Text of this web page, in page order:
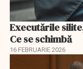
Executările
Ce se schimbă
16 FEBRUARIE 2026